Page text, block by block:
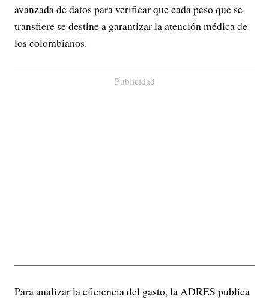
avanzada de datos para verificar que cada peso que se
transfiere se destine a garantizar la atención médica de
los colombianos.
Publicidad
Para analizar la eficiencia del gasto, la ADRES publica